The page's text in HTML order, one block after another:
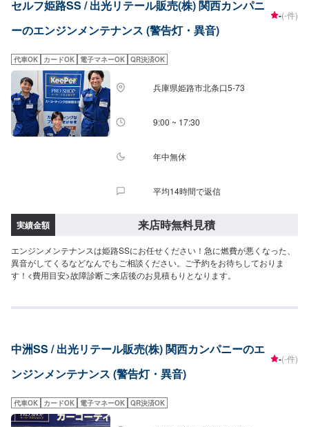
セルフ姫路SS / 出光リテール販売(株) 関西カンパニ
ーのエンジンメンテナンス (警告灯・異音)
-(-件)
代車OK カードOK 電子マネーOK QR決済OK
兵庫県姫路市北条口5-73
9:00 ~ 17:30
年中無休
平均14時間で返信
実績金額 来店時無料見積
エンジンメンテナンスは姫路SSにお任せください！急に燃費が悪くなった、
異音がしてくるなどなんでもご相談ください。ご予約をお待ちしておりま
す！<費用目安>故障診断ご来店後のお見積もりとなります。
中洲SS / 出光リテール販売(株) 関西カンパニーのエ
ンジンメンテナンス (警告灯・異音)
-(-件)
代車OK カードOK 電子マネーOK QR決済OK